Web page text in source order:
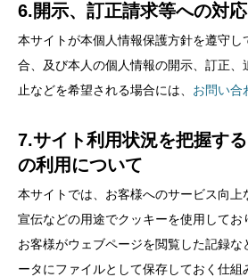
6.開示、訂正請求等への対応
本サイトが本個人情報保護方針を遵守し
合、及び本人の個人情報の開示、訂正
止などを希望される場合には、 お問い合
7.サイト利用状況を把握す
の利用について
本サイトでは、お客様へのサービス向
宣伝などの用途でクッキーを使用してお
お客様がウェブページを閲覧した記録な
ータにファイルとして保存しておく仕組